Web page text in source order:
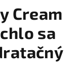
košík
Cream
sa